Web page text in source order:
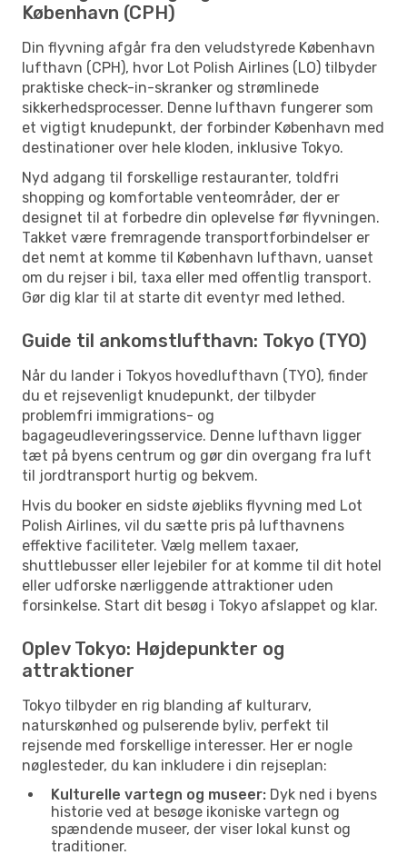
København (CPH)
Din flyvning afgår fra den veludstyrede København
lufthavn (CPH), hvor Lot Polish Airlines (LO) tilbyder
praktiske check-in-skranker og strømlinede
sikkerhedsprocesser. Denne lufthavn fungerer som
et vigtigt knudepunkt, der forbinder København med
destinationer over hele kloden, inklusive Tokyo.
Nyd adgang til forskellige restauranter, toldfri
shopping og komfortable venteområder, der er
designet til at forbedre din oplevelse før flyvningen.
Takket være fremragende transportforbindelser er
det nemt at komme til København lufthavn, uanset
om du rejser i bil, taxa eller med offentlig transport.
Gør dig klar til at starte dit eventyr med lethed.
Guide til ankomstlufthavn: Tokyo (TYO)
Når du lander i Tokyos hovedlufthavn (TYO), finder
du et rejsevenligt knudepunkt, der tilbyder
problemfri immigrations- og
bagageudleveringsservice. Denne lufthavn ligger
tæt på byens centrum og gør din overgang fra luft
til jordtransport hurtig og bekvem.
Hvis du booker en sidste øjebliks flyvning med Lot
Polish Airlines, vil du sætte pris på lufthavnens
effektive faciliteter. Vælg mellem taxaer,
shuttlebusser eller lejebiler for at komme til dit hotel
eller udforske nærliggende attraktioner uden
forsinkelse. Start dit besøg i Tokyo afslappet og klar.
Oplev Tokyo: Højdepunkter og
attraktioner
Tokyo tilbyder en rig blanding af kulturarv,
naturskønhed og pulserende byliv, perfekt til
rejsende med forskellige interesser. Her er nogle
nøglesteder, du kan inkludere i din rejseplan:
Kulturelle vartegn og museer: Dyk ned i byens
historie ved at besøge ikoniske vartegn og
spændende museer, der viser lokal kunst og
traditioner.